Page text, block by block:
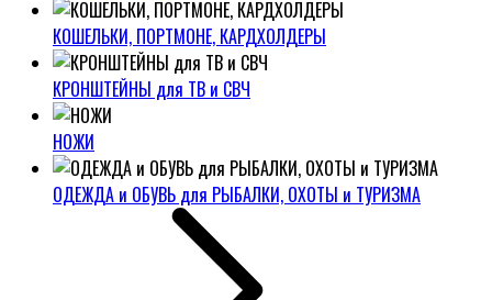
КОШЕЛЬКИ, ПОРТМОНЕ, КАРДХОЛДЕРЫ
КРОНШТЕЙНЫ для ТВ и СВЧ
НОЖИ
ОДЕЖДА и ОБУВЬ для РЫБАЛКИ, ОХОТЫ и ТУРИЗМА